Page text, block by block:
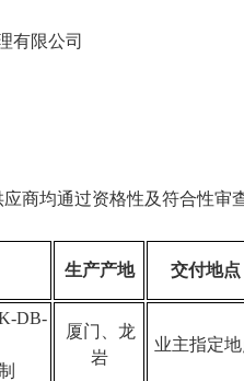
有限公司
商均通过资格性及符合性审查
生产产地 交付地点
DB-
厦门、龙
岩
业主指定